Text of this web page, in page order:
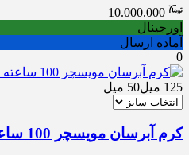
10.000.000
اورجینال
آماده ارسال
0
125 میل 50 میل
کرم آبرسان مویسچر 100 ساعته کلینیک | Clinique moisture surge 100h